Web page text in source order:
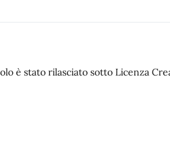
è stato rilasciato sotto Licenza